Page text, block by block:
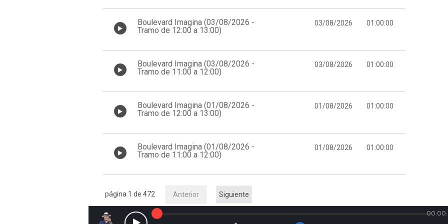
Boulevard Imagina (03/08/2026 -
Tramo de 12:00 a 13:00)
03/08/2026 01:00:00
Boulevard Imagina (03/08/2026 -
Tramo de 11:00 a 12:00)
03/08/2026 01:00:00
Boulevard Imagina (01/08/2026 -
Tramo de 12:00 a 13:00)
01/08/2026 01:00:00
Boulevard Imagina (01/08/2026 -
Tramo de 11:00 a 12:00)
01/08/2026 01:00:00
Anterior Siguiente
página 1 de 472